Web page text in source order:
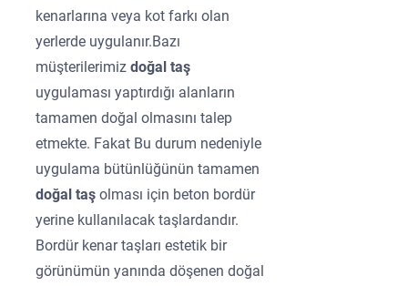
kenarlarına veya kot farkı olan
yerlerde uygulanır.Bazı
müşterilerimizdoğal taş
uygulaması yaptırdığı alanların
tamamen doğal olmasını talep
etmekte. Fakat Bu durum nedeniyle
uygulama bütünlüğünün tamamen
doğal taşolması için beton bordür
yerine kullanılacak taşlardandır.
Bordür kenar taşları estetik bir
görünümün yanında döşenen doğal